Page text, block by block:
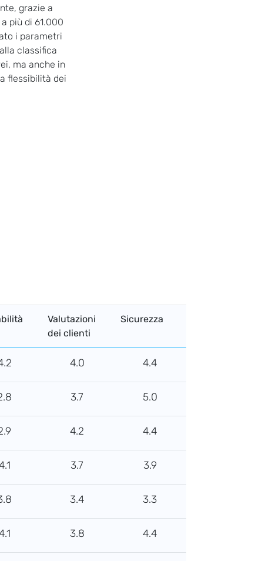
grazie a
più di 61.000
i parametri
classifica
ma anche in
flessibilità dei
Valutazioni
dei clienti
Sicurezza
4.0 4.4
3.7 5.0
4.2 4.4
3.7 3.9
3.4 3.3
3.8 4.4